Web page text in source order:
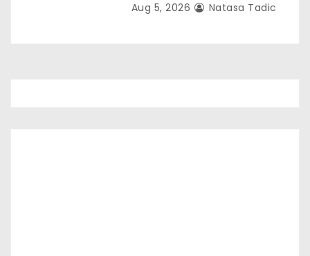
Aug 5, 2026 Natasa Tadic